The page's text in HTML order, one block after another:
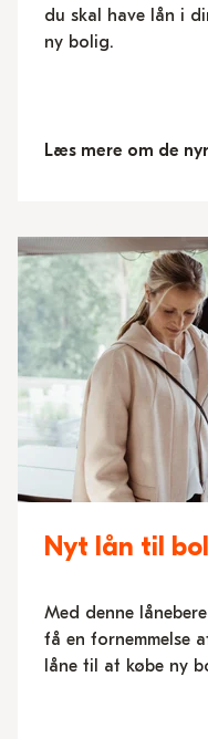
du skal have lån i
ny bolig.
Læs mere om de
Nyt lån til
Med denne
få en fornemmelse
låne til at købe ny